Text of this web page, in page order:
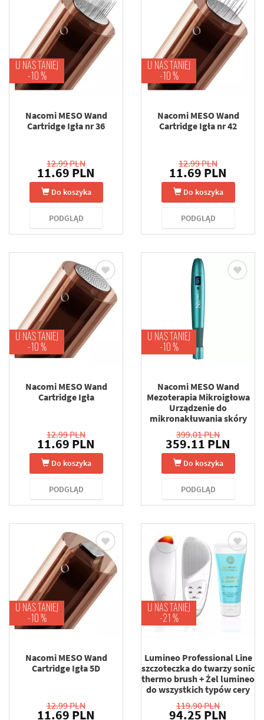
U NAS TANIEJ
-10 %
Nacomi MESO Wand
Cartridge Igła nr 36
12.99 PLN
11.69 PLN
Do koszyka
PODGLĄD
U NAS TANIEJ
-10 %
Nacomi MESO Wand
Cartridge Igła nr 42
12.99 PLN
11.69 PLN
Do koszyka
PODGLĄD
U NAS TANIEJ
-10 %
Nacomi MESO Wand
Cartridge Igła
12.99 PLN
11.69 PLN
Do koszyka
PODGLĄD
U NAS TANIEJ
-10 %
Nacomi MESO Wand
Mezoterapia Mikroigłowa
Urządzenie do
mikronakłuwania skóry
399.01 PLN
359.11 PLN
Do koszyka
PODGLĄD
U NAS TANIEJ
-10 %
Nacomi MESO Wand
Cartridge Igła 5D
12.99 PLN
11.69 PLN
U NAS TANIEJ
-21 %
Lumineo Professional Line
szczoteczka do twarzy sonic
thermo brush + Żel lumineo
do wszystkich typów cery
119.90 PLN
94.25 PLN